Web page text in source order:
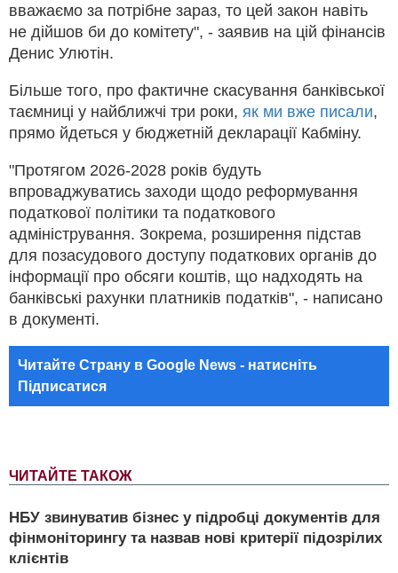
ЧИТАЙТЕ ТАКОЖ
НБУ звинуватив бізнес у підробці документів для
фінмоніторингу та назвав нові критерії підозрілих
клієнтів
вважаємо за потрібне зараз, то цей закон навіть
не дійшов би до комітету", - заявив на цій фінансів
Денис Улютін.
Більше того, про фактичне скасування банківської
таємниці у найближчі три роки, як ми вже писали,
прямо йдеться у бюджетній декларації Кабміну.
"Протягом 2026-2028 років будуть
впроваджуватись заходи щодо реформування
податкової політики та податкового
адміністрування. Зокрема, розширення підстав
для позасудового доступу податкових органів до
інформації про обсяги коштів, що надходять на
банківські рахунки платників податків", - написано
в документі.
Читайте Страну в Google News - натисніть
Підписатися